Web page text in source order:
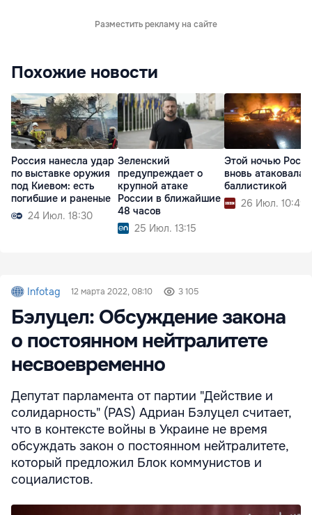
Разместить рекламу на сайте
Похожие новости
Россия нанесла удар
по выставке оружия
под Киевом: есть
погибшие и раненые
24 Июл. 18:30
Зеленский
предупреждает о
крупной атаке
России в ближайшие
48 часов
25 Июл. 13:15
Этой ночью
вновь атаковала
баллистикой
26 Июл. 10:49
Infotag 12 марта 2022, 08:10 3 105
Бэлуцел: Обсуждение закона
о постоянном нейтралитете
несвоевременно
Депутат парламента от партии "Действие и
солидарность" (PAS) Адриан Бэлуцел считает,
что в контексте войны в Украине не время
обсуждать закон о постоянном нейтралитете,
который предложил Блок коммунистов и
социалистов.